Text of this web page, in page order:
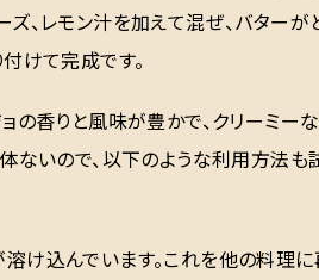
、レモン汁を加えて混ぜ、バターが
けて完成です。
の香りと風味が豊かで、クリーミ
ないので、以下のような利用方法も
け込んでいます。これを他の料理